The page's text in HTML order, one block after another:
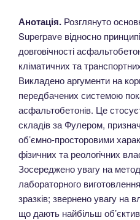
Анотація. Розглянуто
Superpave відносно
довговічності
кліматичних та
Викладено аргументи на
передбачених системою
асфальтобетонів. Це
складів за Фулером,
об’ємно-просторовими
фізичних та реологічних
Зосереджено увагу на
лабораторного
зразків; звернено увагу на
що дають найбільш